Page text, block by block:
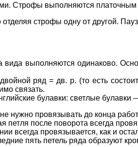
Строфы выполняются
строфы одну от другой.
выполняются одинаково.
ряд = дв. р. (то есть
связать.
булавки: светлые
нужно провязывать до конца
после поворота всегда
всегда провязывается, как и
пять петель ряда образуют